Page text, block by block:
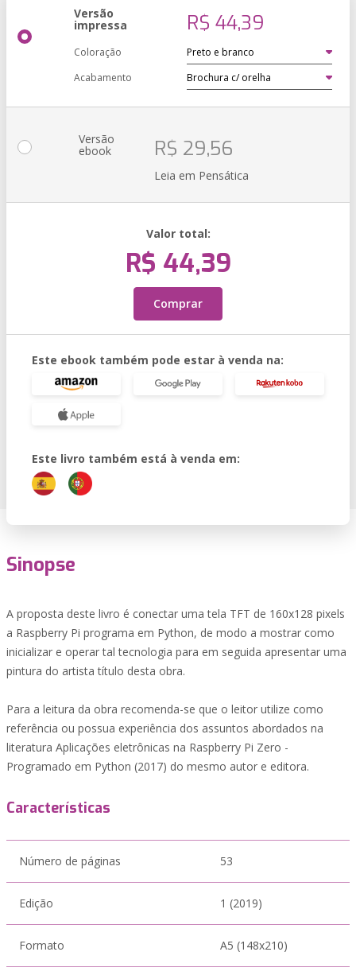
Versão
impressa R$ 44,39
Coloração
Acabamento
Versão
ebook R$ 29,56
Leia em Pensática
Valor total:
R$ 44,39
Comprar
Este ebook também pode estar à venda na:
Este livro também está à venda em:
Sinopse
A proposta deste livro é conectar uma tela TFT de 160x128 pixels
a Raspberry Pi programa em Python, de modo a mostrar como
inicializar e operar tal tecnologia para em seguida apresentar uma
pintura do artista título desta obra.
Para a leitura da obra recomenda-se que o leitor utilize como
referência ou possua experiência dos assuntos abordados na
literatura Aplicações eletrônicas na Raspberry Pi Zero -
Programado em Python (2017) do mesmo autor e editora.
Características
Número de páginas 53
Edição 1 (2019)
Formato A5 (148x210)